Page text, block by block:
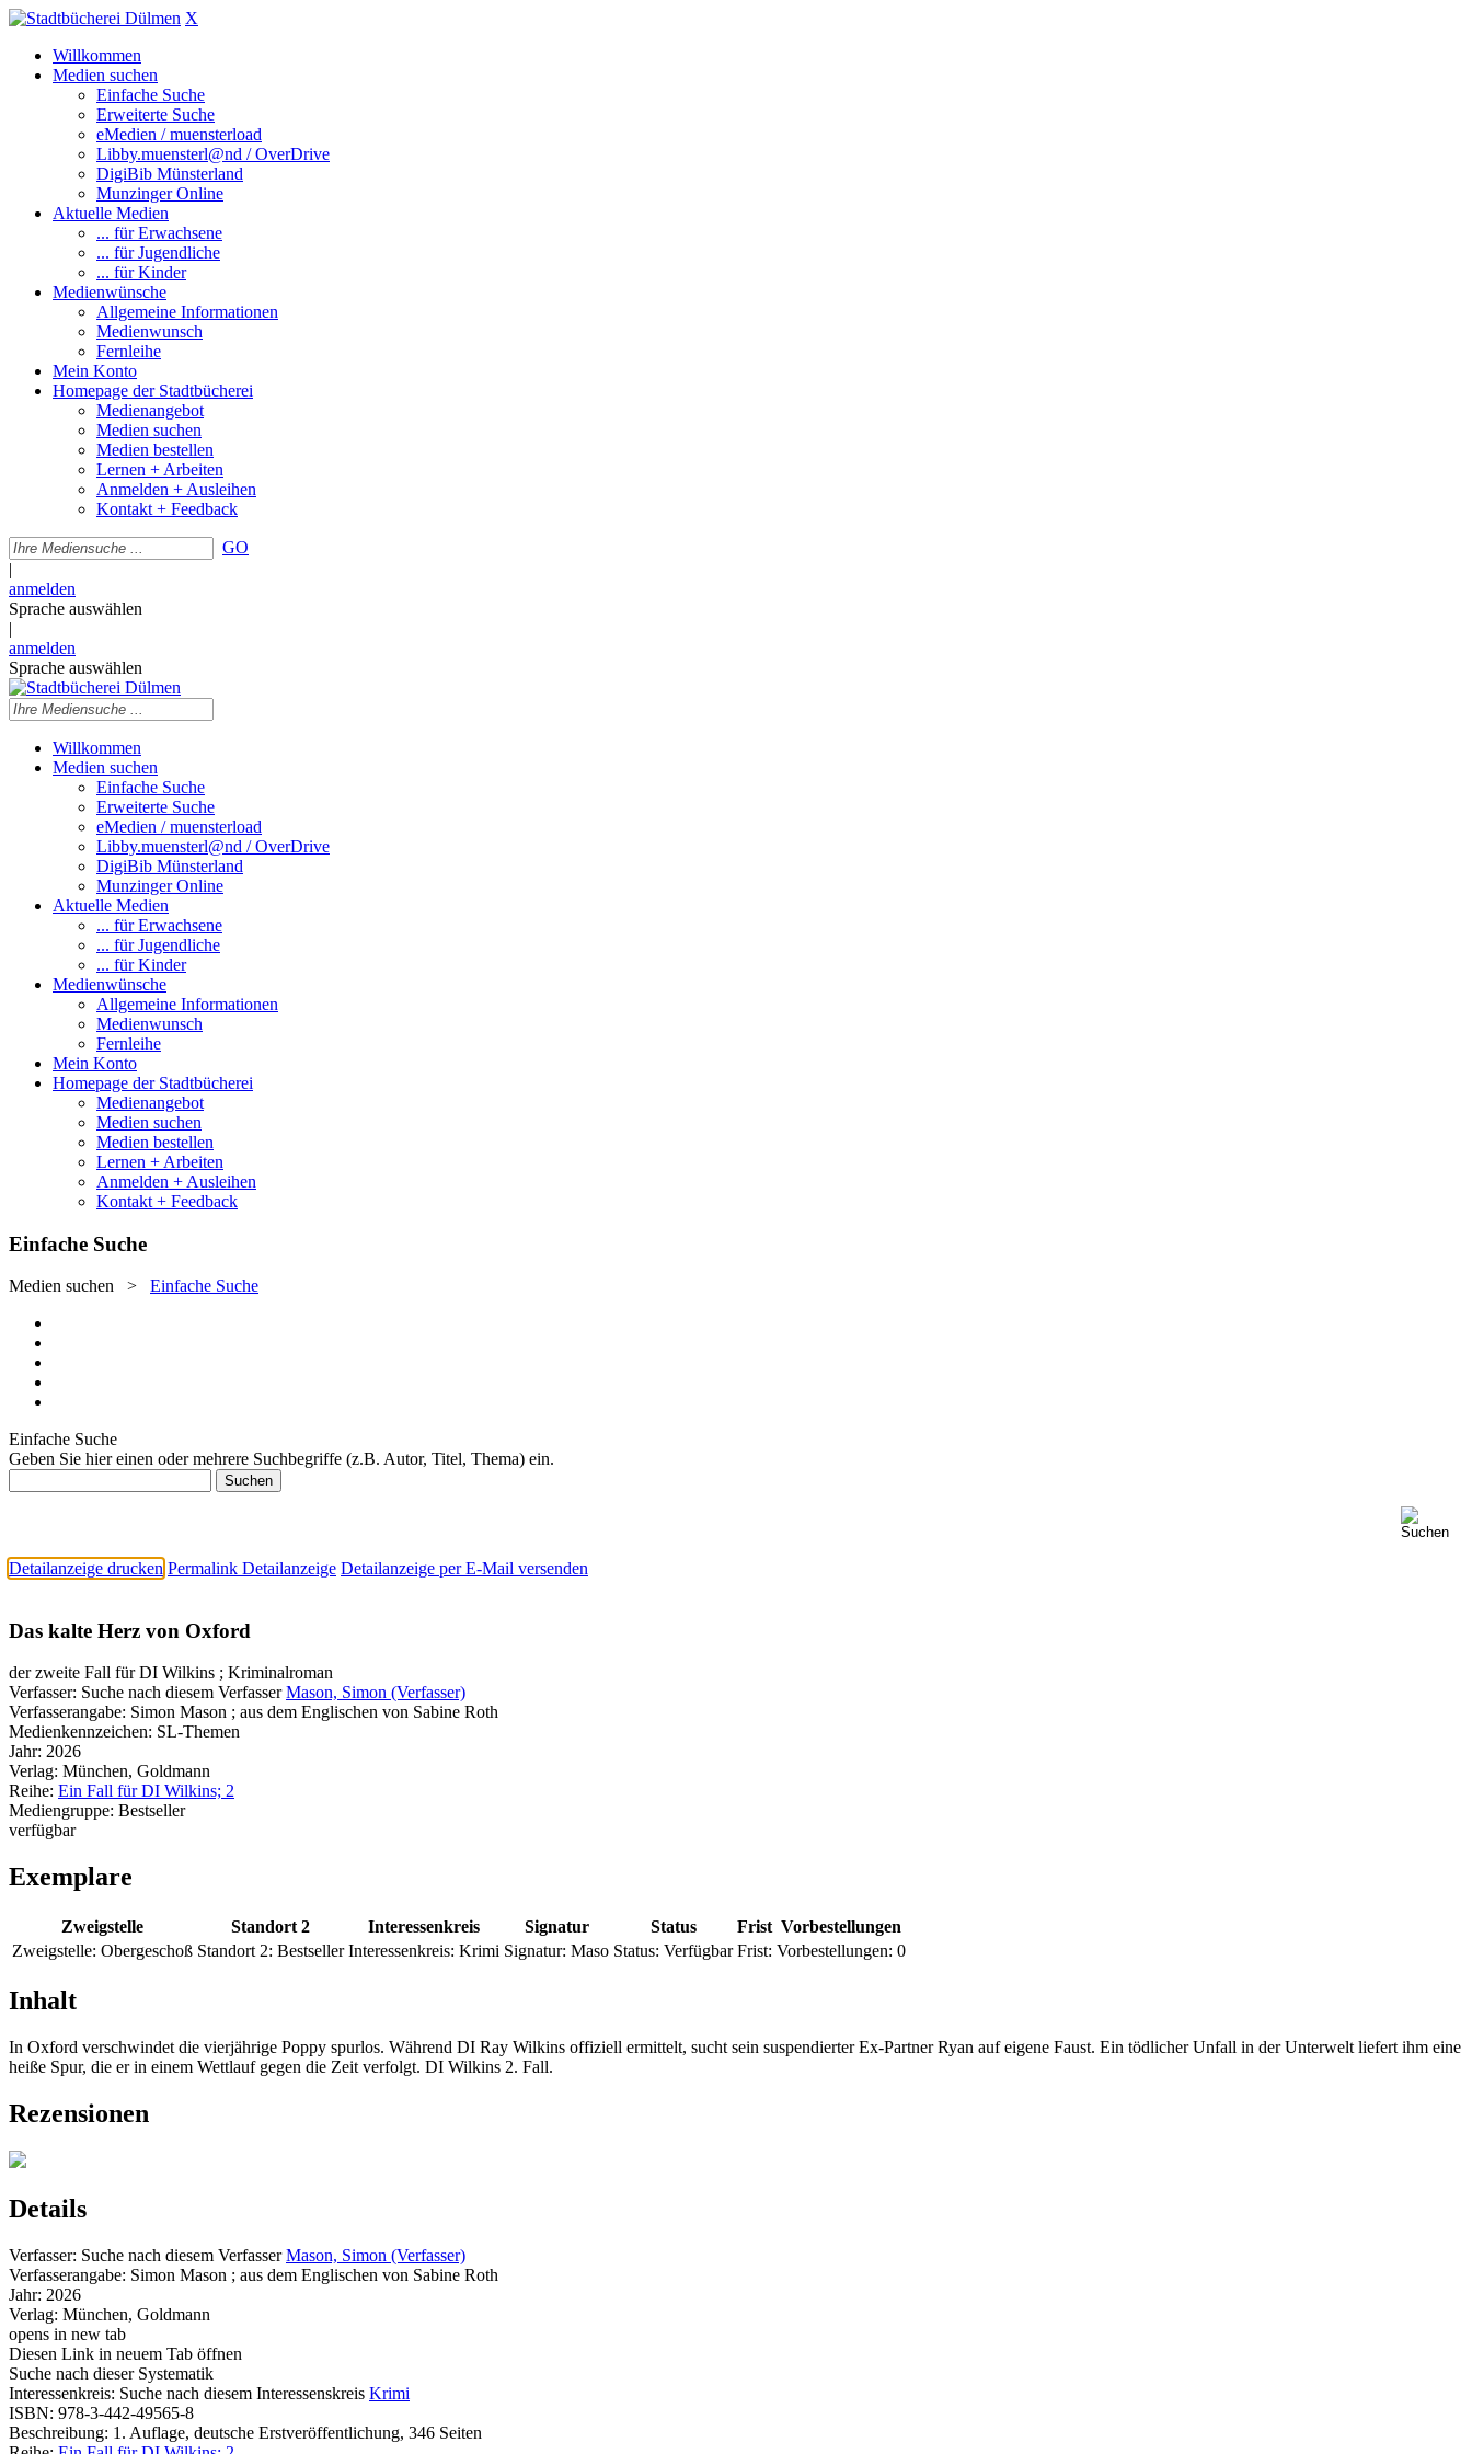
X
Willkommen
Medien suchen
Einfache Suche
Erweiterte Suche
eMedien / muensterload
Libby.muensterl@nd / OverDrive
DigiBib Münsterland
Munzinger Online
Aktuelle Medien
... für Erwachsene
... für Jugendliche
... für Kinder
Medienwünsche
Allgemeine Informationen
Medienwunsch
Fernleihe
Mein Konto
Homepage der Stadtbücherei
Medienangebot
Medien suchen
Medien bestellen
Lernen + Arbeiten
Anmelden + Ausleihen
Kontakt + Feedback
GO
|
anmelden
Sprache auswählen
|
anmelden
Sprache auswählen
Willkommen
Medien suchen
Einfache Suche
Erweiterte Suche
eMedien / muensterload
Libby.muensterl@nd / OverDrive
DigiBib Münsterland
Munzinger Online
Aktuelle Medien
... für Erwachsene
... für Jugendliche
... für Kinder
Medienwünsche
Allgemeine Informationen
Medienwunsch
Fernleihe
Mein Konto
Homepage der Stadtbücherei
Medienangebot
Medien suchen
Medien bestellen
Lernen + Arbeiten
Anmelden + Ausleihen
Kontakt + Feedback
Einfache Suche
Medien suchen > Einfache Suche
Einfache Suche
Geben Sie hier einen oder mehrere Suchbegriffe (z.B. Autor, Titel, Thema) ein.
Detailanzeige drucken Permalink Detailanzeige Detailanzeige per E-Mail versenden
Das kalte Herz von Oxford
der zweite Fall für DI Wilkins ; Kriminalroman
Verfasser: Suche nach diesem Verfasser Mason, Simon (Verfasser)
Verfasserangabe: Simon Mason ; aus dem Englischen von Sabine Roth
Medienkennzeichen: SL-Themen
Jahr: 2026
Verlag: München, Goldmann
Reihe: Ein Fall für DI Wilkins; 2
Mediengruppe: Bestseller
verfügbar
Exemplare
Zweigstelle Standort 2 Interessenkreis Signatur Status Frist Vorbestellungen
Zweigstelle: Obergeschoß Standort 2: Bestseller Interessenkreis: Krimi Signatur: Maso Status: Verfügbar Frist: Vorbestellungen: 0
Inhalt
In Oxford verschwindet die vierjährige Poppy spurlos. Während DI Ray Wilkins offiziell ermittelt, sucht sein suspendierter Ex-Partner Ryan auf eigene Faust. Ein tödlicher Unfall in der Unterwelt liefert ihm eine
heiße Spur, die er in einem Wettlauf gegen die Zeit verfolgt. DI Wilkins 2. Fall.
Rezensionen
Details
Verfasser: Suche nach diesem Verfasser Mason, Simon (Verfasser)
Verfasserangabe: Simon Mason ; aus dem Englischen von Sabine Roth
Jahr: 2026
Verlag: München, Goldmann
opens in new tab
Diesen Link in neuem Tab öffnen
Suche nach dieser Systematik
Interessenkreis: Suche nach diesem Interessenskreis Krimi
ISBN: 978-3-442-49565-8
Beschreibung: 1. Auflage, deutsche Erstveröffentlichung, 346 Seiten